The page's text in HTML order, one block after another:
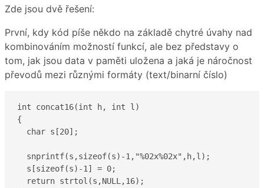
Zde jsou dvě řešení:
První, kdy kód píše někdo na základě chytré úvahy nad
kombinováním možností funkcí, ale bez představy o
tom, jak jsou data v paměti uložena a jaká je náročnost
převodů mezi různými formáty (text/binarní číslo)
int concat16(int h, int l)
{
  char s[20];
  snprintf(s,sizeof(s)-1,"%02x%02x",h,l);
  s[sizeof(s)-1] = 0;
  return strtol(s,NULL,16);